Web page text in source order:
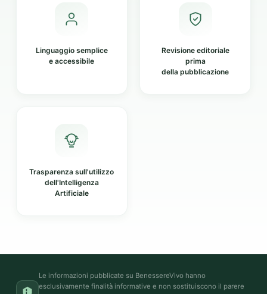
Linguaggio semplice
e accessibile
Revisione editoriale
prima
della pubblicazione
Trasparenza sull'utilizzo
dell'Intelligenza
Artificiale
Le informazioni pubblicate su BenessereVivo hanno
esclusivamente finalità informative e non sostituiscono il parere